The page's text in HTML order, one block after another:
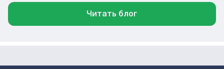
Читать блог